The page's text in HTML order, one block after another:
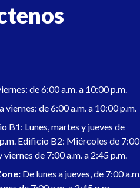
de 6:00 a.m. a 10:00 p.m.
viernes: de 6:00 a.m. a 10:00 p.m.
B1: Lunes, martes y jueves de
Edificio B2: Miércoles de 7:00
viernes de 7:00 a.m. a 2:45 p.m.
De lunes a jueves, de 7:00 a.m.